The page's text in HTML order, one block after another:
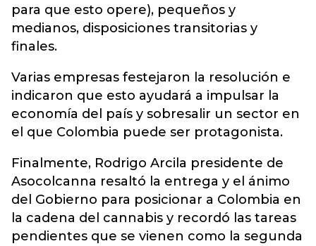
para que esto opere), pequeños y
medianos, disposiciones transitorias y
finales.
Varias empresas festejaron la resolución e
indicaron que esto ayudará a impulsar la
economía del país y sobresalir un sector en
el que Colombia puede ser protagonista.
Finalmente, Rodrigo Arcila presidente de
Asocolcanna resaltó la entrega y el ánimo
del Gobierno para posicionar a Colombia en
la cadena del cannabis y recordó las tareas
pendientes que se vienen como la segunda